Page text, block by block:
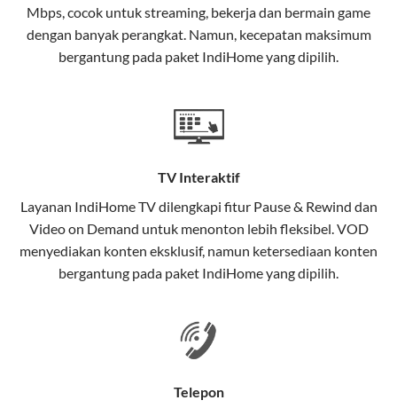
Selain internet, layanan IndiHome juga mencakup TV
interaktif (IndiHome TV) dan telepon rumah dalam
satu paket.
Teknologi di Balik WiFi IndiHome
Wifi IndiHome menggunakan teknologi Fiber To The
menggunakan kabel serat optik hingga ke rumah
pelanggan. Teknologi ini memiliki beberapa
keunggulan:
Kecepatan Tinggi
dibandingkan kabel tembaga atau DSL.
Mbps, cocok untuk streaming, bekerja dan bermain game
dengan banyak perangkat. Namun, kecepatan maksimum
bergantung pada paket IndiHome yang dipilih.
TV Interaktif
Layanan IndiHome TVdilengkapi fitur Pause & Rewind dan
Video on Demand untuk menonton lebih fleksibel. VOD
menyediakan konten eksklusif, namun ketersediaan konten
bergantung pada paket IndiHome yang dipilih.
Telepon